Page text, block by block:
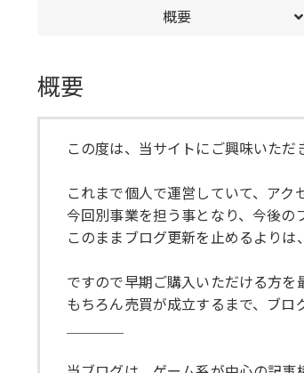
概要
概要
この度は、当サイトにご興味いただ
これまで個人で運営していて、アク
今回別事業を担う事となり、今後
このままブログ更新を止めるよりは
ですので早期ご購入いただける方を
もちろん売買が成立するまで、ブロ